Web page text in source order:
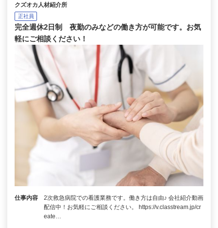
クズオカ人材紹介所
正社員
完全週休2日制 夜勤のみなどの働き方が可能です。お気
軽にご相談ください！
仕事内容
2次救急病院での看護業務です。働き方は自由♪ 会社紹介動画
配信中！お気軽にご相談ください。 https://v.classtream.jp/cr
eate…